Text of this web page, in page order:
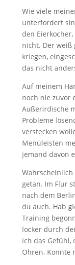
Wie viele
unterfordert
den
nicht. Der weiß
kriegen,
das nicht
Auf meinem
noch nie zuvor
Außerirdische
Probleme
verstecken
Menüleisten
jemand davon
getan. Im Flur
nach dem
du auch. Hab
Training
locker durch
ich das Gefühl,
Ohren. Konnte